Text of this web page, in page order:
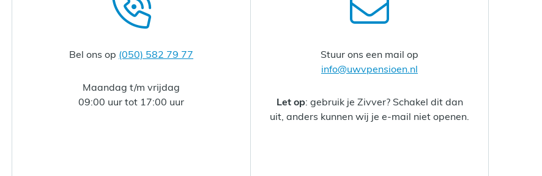
Bel ons op (050) 582 79 77
Maandag t/m vrijdag
09:00 uur tot 17:00 uur
Stuur ons een mail op
info@uwvpensioen.nl
Let op: gebruik je Zivver? Schakel dit dan
uit, anders kunnen wij je e-mail niet openen.